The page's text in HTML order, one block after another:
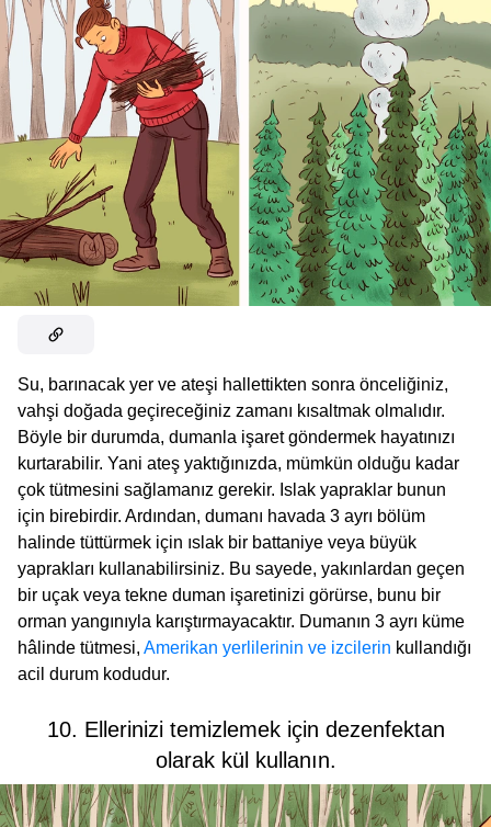
Su, barınacak yer ve ateşi hallettikten sonra önceliğiniz,
vahşi doğada geçireceğiniz zamanı kısaltmak olmalıdır.
Böyle bir durumda, dumanla işaret göndermek hayatınızı
kurtarabilir. Yani ateş yaktığınızda, mümkün olduğu kadar
çok tütmesini sağlamanız gerekir. Islak yapraklar bunun
için birebirdir. Ardından, dumanı havada 3 ayrı bölüm
halinde tüttürmek için ıslak bir battaniye veya büyük
yaprakları kullanabilirsiniz. Bu sayede, yakınlardan geçen
bir uçak veya tekne duman işaretinizi görürse, bunu bir
orman yangınıyla karıştırmayacaktır. Dumanın 3 ayrı küme
hâlinde tütmesi, Amerikan yerlilerinin ve izcilerin kullandığı
acil durum kodudur.
10. Ellerinizi temizlemek için dezenfektan
olarak kül kullanın.